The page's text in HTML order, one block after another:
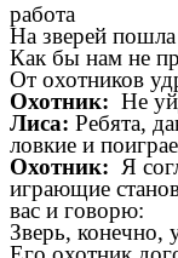
работа
На зверей пошла
Как бы нам не
От охотников
Охотник: Не
Лиса: Ребята,
ловкие и
Охотник: Я
играющие
вас и говорю:
Зверь, конечно,